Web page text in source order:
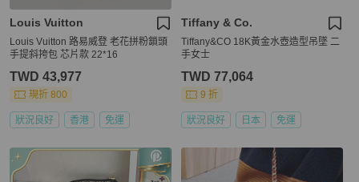
Louis Vuitton
Louis Vuitton 路易威登 老花拼粉鎖頭
手提斜挎包 芯片款 22*16
TWD 43,977
現折 800
狀況良好 香港 免運
Tiffany & Co.
Tiffany&CO 18K黃金水壺造型吊墜 二
手女士
TWD 77,064
9 折
狀況良好 日本 免運